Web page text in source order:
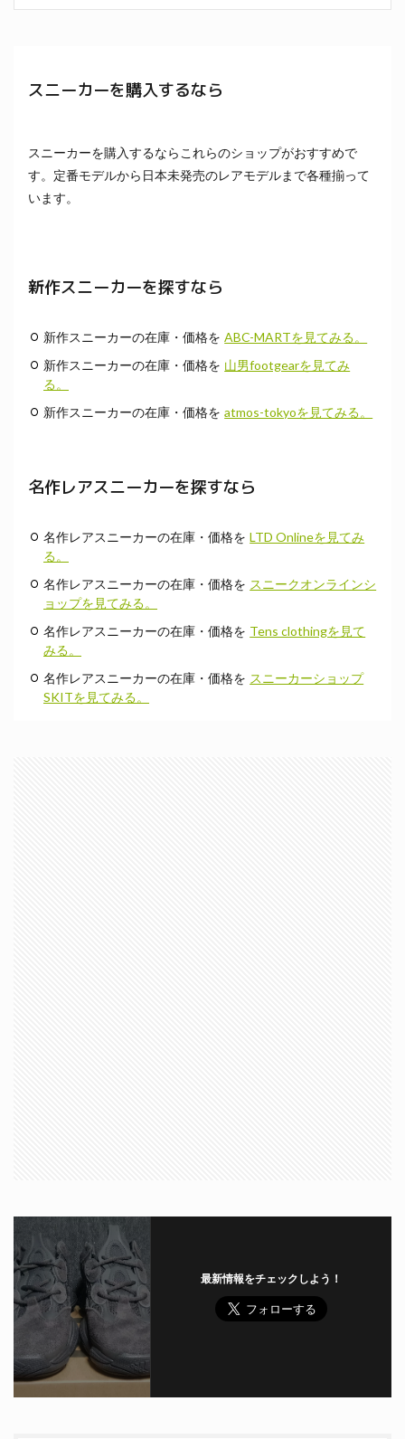
スニーカーを購入するなら
スニーカーを購入するならこれらのショップがおすすめで
す。定番モデルから日本未発売のレアモデルまで各種揃って
います。
新作スニーカーを探すなら
新作スニーカーの在庫・価格を ABC-MARTを見てみる。
新作スニーカーの在庫・価格を 山男footgearを見てみ
る。
新作スニーカーの在庫・価格を atmos-tokyoを見てみる。
名作レアスニーカーを探すなら
名作レアスニーカーの在庫・価格を LTD Onlineを見てみ
る。
名作レアスニーカーの在庫・価格を スニークオンラインシ
ョップを見てみる。
名作レアスニーカーの在庫・価格を Tens clothingを見て
みる。
名作レアスニーカーの在庫・価格を スニーカーショップ
SKITを見てみる。
最新情報をチェックしよう！